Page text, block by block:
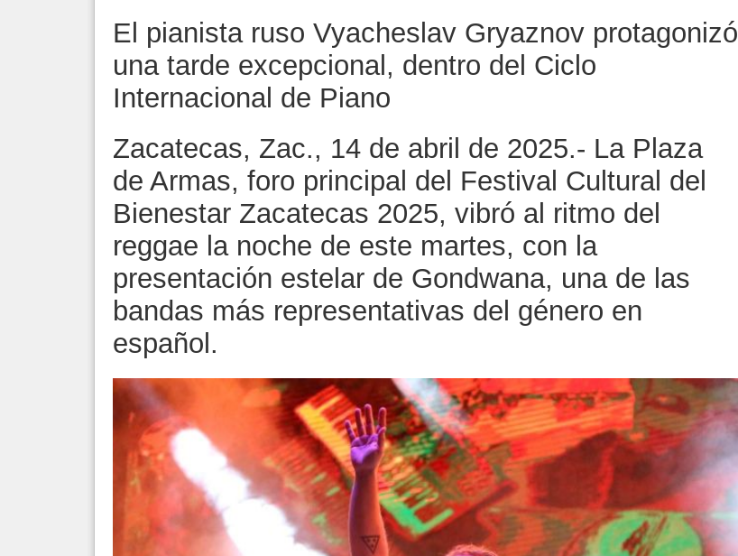
El pianista ruso Vyacheslav Gryaznov protagonizó
una tarde excepcional, dentro del Ciclo
Internacional de Piano
Zacatecas, Zac., 14 de abril de 2025.- La Plaza
de Armas, foro principal del Festival Cultural del
Bienestar Zacatecas 2025, vibró al ritmo del
reggae la noche de este martes, con la
presentación estelar de Gondwana, una de las
bandas más representativas del género en
español.